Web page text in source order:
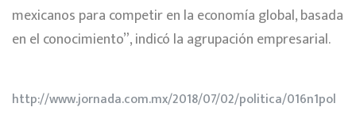
mexicanos para competir en la economía global, basada
en el conocimiento”, indicó la agrupación empresarial.
http://www.jornada.com.mx/2018/07/02/politica/016n1pol